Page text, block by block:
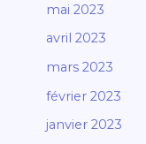
mai 2023
avril 2023
mars 2023
février 2023
janvier 2023